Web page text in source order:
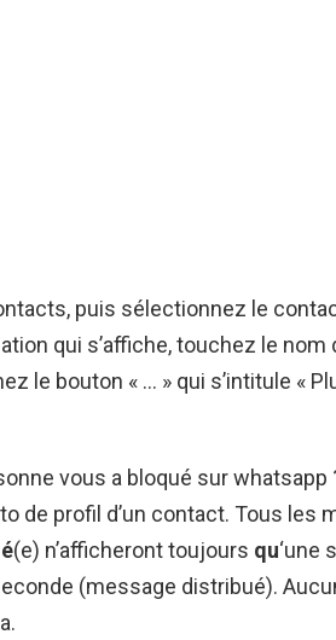
puis sélectionnez le
qui s’affiche, touchez le nom
le bouton « … » qui s’intitule «
vous a bloqué sur whatsapp
de profil d’un contact. Tous les
(e) n’afficheront toujours qu‘une
(message distribué).